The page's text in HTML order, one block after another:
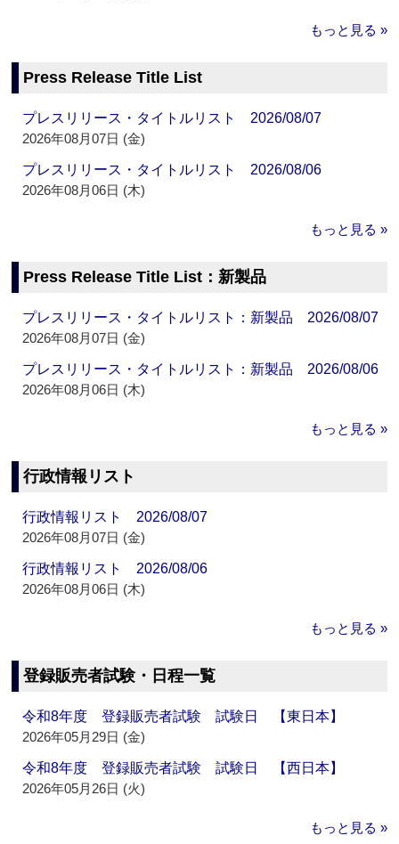
もっと見る »
Press Release Title List
プレスリリース・タイトルリスト 2026/08/07
2026年08月07日 (金)
プレスリリース・タイトルリスト 2026/08/06
2026年08月06日 (木)
もっと見る »
Press Release Title List：新製品
プレスリリース・タイトルリスト：新製品 2026/08/07
2026年08月07日 (金)
プレスリリース・タイトルリスト：新製品 2026/08/06
2026年08月06日 (木)
もっと見る »
行政情報リスト
行政情報リスト 2026/08/07
2026年08月07日 (金)
行政情報リスト 2026/08/06
2026年08月06日 (木)
もっと見る »
登録販売者試験・日程一覧
令和8年度 登録販売者試験 試験日 【東日本】
2026年05月29日 (金)
令和8年度 登録販売者試験 試験日 【西日本】
2026年05月26日 (火)
もっと見る »